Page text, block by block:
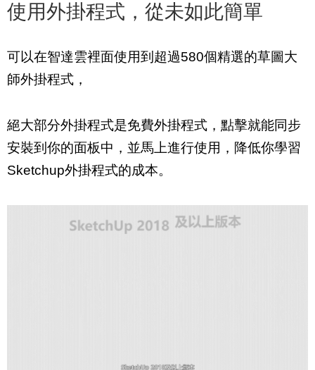
使用外掛程式，從未如此簡單
可以在智達雲裡面使用到超過580個精選的草圖大
師外掛程式，
絕大部分外掛程式是免費外掛程式，點擊就能同步
安裝到你的面板中，並馬上進行使用，降低你學習
Sketchup外掛程式的成本。